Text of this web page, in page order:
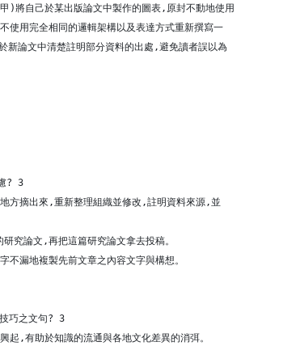
)將自己於某出版論文中製作的圖表,原封不動地使用
用完全相同的邏輯架構以及表達方式重新撰寫一
新論文中清楚註明部分資料的出處,避免讀者誤以為
? 3
方摘出來,重新整理組織並修改,註明資料來源,並
究論文,再把這篇研究論文拿去投稿。
漏地複製先前文章之內容文字與構想。
巧之文句? 3
,有助於知識的流通與各地文化差異的消弭。